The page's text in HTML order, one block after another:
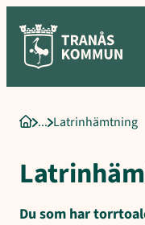
innehåll
StartsidaLatrinhämtning
Du som har